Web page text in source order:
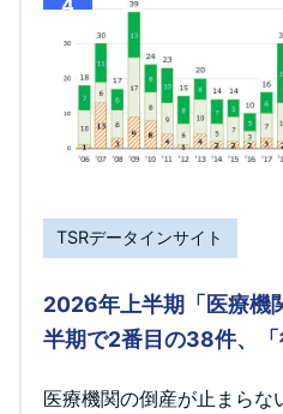
TSRデータインサイト
2026年上半期「医療
半期で2番目の38件、
医療機関の倒産が止まら